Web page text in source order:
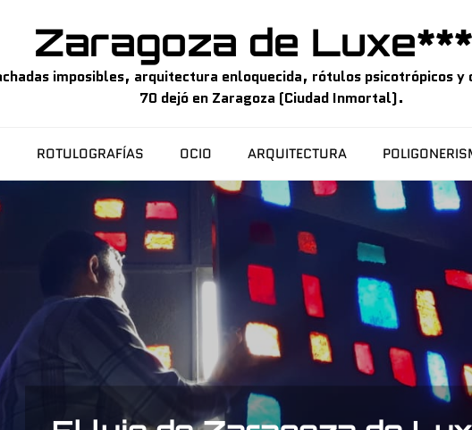
Zaragoza de
imposibles, arquitectura enloquecida, rótulos psicotrópicos
70 dejó en Zaragoza (Ciudad Inmortal).
ROTULOGRAFÍAS OCIO ARQUITECTURA